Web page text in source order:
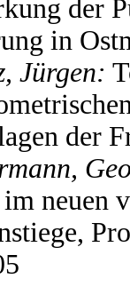
der
in
Jürgen:
der
neuen